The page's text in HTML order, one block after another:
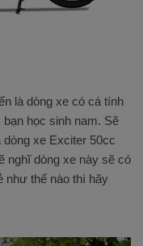
là dòng xe có cá tính
học sinh nam. Sẽ
xe Exciter 50cc
nghĩ dòng xe này sẽ có
như thế nào thì hãy